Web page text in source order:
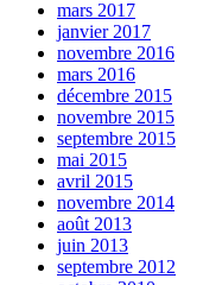
mars 2017
janvier 2017
novembre 2016
mars 2016
décembre 2015
novembre 2015
septembre 2015
mai 2015
avril 2015
novembre 2014
août 2013
juin 2013
septembre 2012